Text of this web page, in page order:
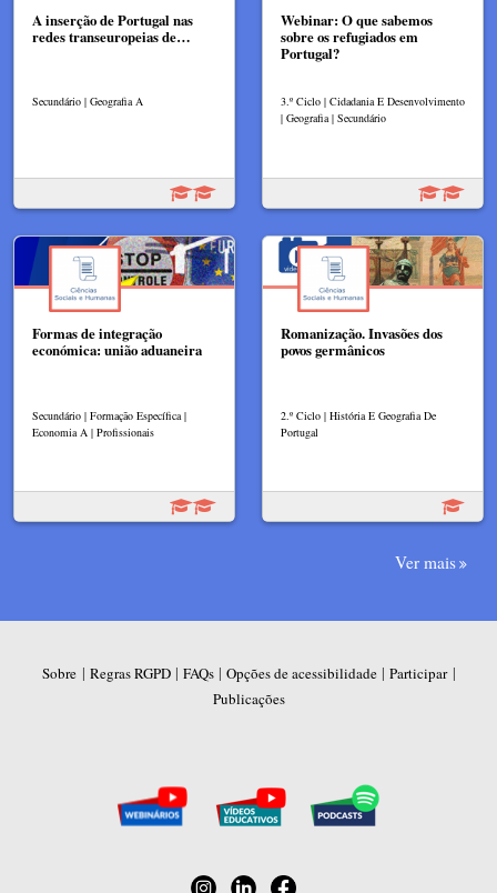
A inserção de Portugal nas
redes transeuropeias de…
Secundário | Geografia A
Webinar: O que sabemos
sobre os refugiados em
Portugal?
3.º Ciclo | Cidadania E Desenvolvimento
| Geografia | Secundário
Formas de integração
económica: união aduaneira
Secundário | Formação Específica |
Economia A | Profissionais
Romanização. Invasões dos
povos germânicos
2.º Ciclo | História E Geografia De
Portugal
Ver mais
Sobre | Regras RGPD| FAQs| Opções de acessibilidade| Participar|
Publicações